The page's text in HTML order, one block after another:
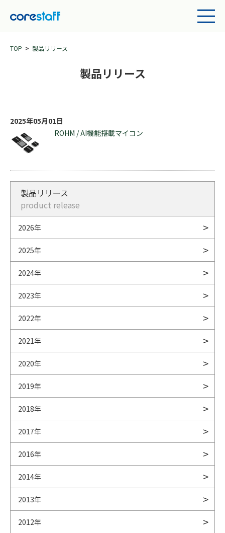
TOP 製品リリース
製品リリース
2025年05月01日
ROHM / AI機能搭載マイコン
製品リリース
product release
2026年
2025年
2024年
2023年
2022年
2021年
2020年
2019年
2018年
2017年
2016年
2014年
2013年
2012年